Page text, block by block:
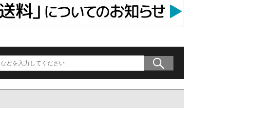
キャスター
コンクリート等用アンカー
1×4、2×4の木材専用連結金具